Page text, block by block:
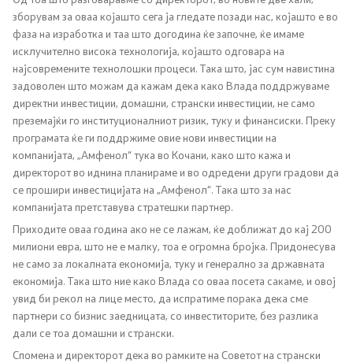
Генерален Секретаријат
Односи со јавност
Канцеларија на портпарол
Медија центар
Отворена Влада
Отчетност
Финансии
Сервисни информации
зборувам за оваа којашто сега ја гледате позади нас, којашто е во
фаза на изработка и таа што догодина ќе започне, ќе имаме
исклучително висока технологија, којашто одговара на
најсовремените технолошки процеси. Така што, јас сум навистина
задоволен што можам да кажам дека како Влада поддржуваме
директни инвестиции, домашни, странски инвестиции, не само
преземајќи го институционалниот ризик, туку и финансиски. Преку
програмата ќе ги поддржиме овие нови инвестиции на
компанијата, „Амфенол“ тука во Кочани, како што кажа и
директорот во иднина планираме и во одредени други градови да
се прошири инвестицијата на „Амфенол“. Така што за нас
компанијата претставува стратешки партнер.
Приходите оваа година ако не се лажам, ќе доближат до кај 200
милиони евра, што не е малку, тоа е огромна бројка. Придонесува
не само за локалната економија, туку и генерално за државната
економија. Така што ние како Влада со оваа посета сакаме, и овој
увид би рекол на лице место, да испратиме порака дека сме
партнери со бизнис заедницата, со инвеститорите, без разлика
дали се тоа домашни и странски.
Спомена и директорот дека во рамките на Советот на странски